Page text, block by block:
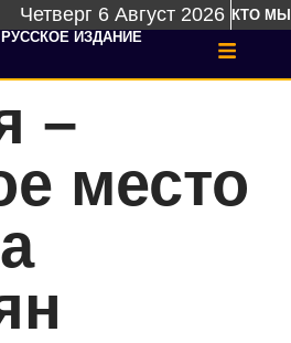
Четверг 6 Август 2026 КТО МЫ
РУССКОЕ ИЗДАНИЕ
–
место